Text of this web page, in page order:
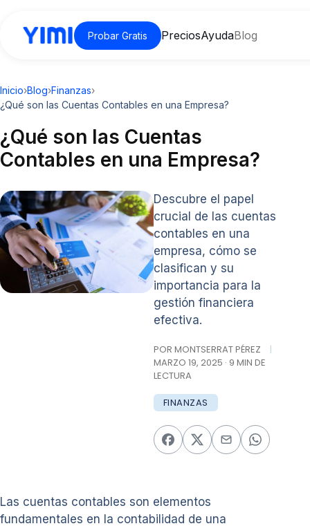
Probar Gratis PreciosAyudaBlog
Inicio›Blog›Finanzas›
¿Qué son las Cuentas Contables en una Empresa?
¿Qué son las Cuentas
Contables en una Empresa?
Descubre el papel
crucial de las cuentas
contables en una
empresa, cómo se
clasifican y su
importancia para la
gestión financiera
efectiva.
POR MONTSERRAT PÉREZ
|
MARZO 19, 2025 · 9 MIN DE
LECTURA
FINANZAS
Las cuentas contables son elementos
fundamentales en la contabilidad de una